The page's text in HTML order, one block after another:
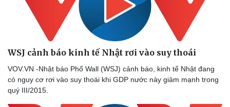
WSJ cảnh báo kinh tế Nhật rơi vào suy thoái
VOV.VN -Nhật báo Phố Wall (WSJ) cảnh báo, kinh tế Nhật đang
có nguy cơ rơi vào suy thoái khi GDP nước này giảm mạnh trong
quý III/2015.